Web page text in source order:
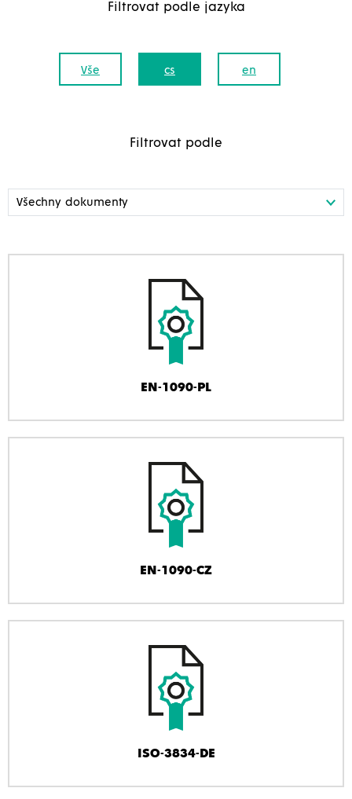
Filtrovat podle jazyka
Vše cs en
Filtrovat podle
EN-1090-PL
EN-1090-CZ
ISO-3834-DE